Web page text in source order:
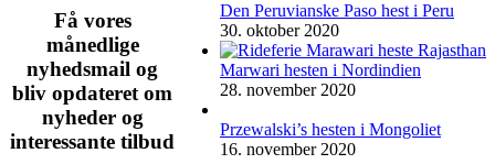
Den Peruvianske Paso hest i Peru
30. oktober 2020
Marwari hesten i Nordindien
28. november 2020
Przewalski’s hesten i Mongoliet
16. november 2020
Få vores
månedlige
nyhedsmail og
bliv opdateret om
nyheder og
interessante tilbud